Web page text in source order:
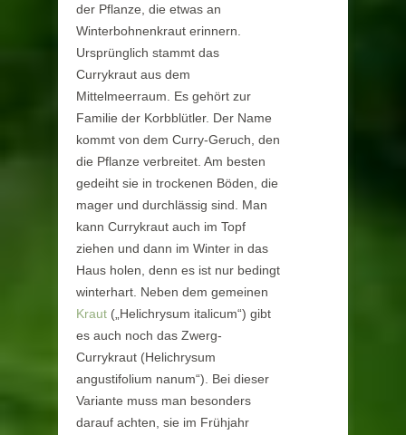
der Pflanze, die etwas an
Winterbohnenkraut erinnern.
Ursprünglich stammt das
Currykraut aus dem
Mittelmeerraum. Es gehört zur
Familie der Korbblütler. Der Name
kommt von dem Curry-Geruch, den
die Pflanze verbreitet. Am besten
gedeiht sie in trockenen Böden, die
mager und durchlässig sind. Man
kann Currykraut auch im Topf
ziehen und dann im Winter in das
Haus holen, denn es ist nur bedingt
winterhart. Neben dem gemeinen
Kraut („Helichrysum italicum“) gibt
es auch noch das Zwerg-
Currykraut (Helichrysum
angustifolium nanum“). Bei dieser
Variante muss man besonders
darauf achten, sie im Frühjahr